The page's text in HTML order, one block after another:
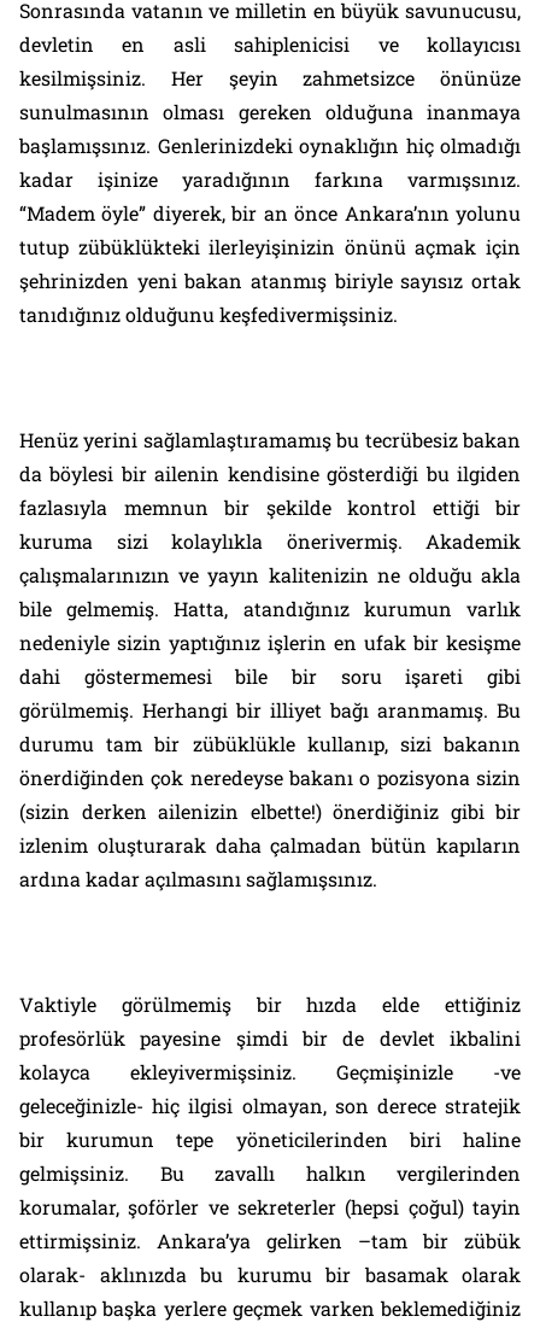
Sonrasında vatanın ve milletin en büyük savunucusu,
devletin en asli sahiplenicisi ve kollayıcısı
kesilmişsiniz. Her şeyin zahmetsizce önünüze
sunulmasının olması gereken olduğuna inanmaya
başlamışsınız. Genlerinizdeki oynaklığın hiç olmadığı
kadar işinize yaradığının farkına varmışsınız.
“Madem öyle” diyerek, bir an önce Ankara’nın yolunu
tutup zübüklükteki ilerleyişinizin önünü açmak için
şehrinizden yeni bakan atanmış biriyle sayısız ortak
tanıdığınız olduğunu keşfedivermişsiniz.
Henüz yerini sağlamlaştıramamış bu tecrübesiz bakan
da böylesi bir ailenin kendisine gösterdiği bu ilgiden
fazlasıyla memnun bir şekilde kontrol ettiği bir
kuruma sizi kolaylıkla önerivermiş. Akademik
çalışmalarınızın ve yayın kalitenizin ne olduğu akla
bile gelmemiş. Hatta, atandığınız kurumun varlık
nedeniyle sizin yaptığınız işlerin en ufak bir kesişme
dahi göstermemesi bile bir soru işareti gibi
görülmemiş. Herhangi bir illiyet bağı aranmamış. Bu
durumu tam bir zübüklükle kullanıp, sizi bakanın
önerdiğinden çok neredeyse bakanı o pozisyona sizin
(sizin derken ailenizin elbette!) önerdiğiniz gibi bir
izlenim oluşturarak daha çalmadan bütün kapıların
ardına kadar açılmasını sağlamışsınız.
Vaktiyle görülmemiş bir hızda elde ettiğiniz
profesörlük payesine şimdi bir de devlet ikbalini
kolayca ekleyivermişsiniz. Geçmişinizle -ve
geleceğinizle- hiç ilgisi olmayan, son derece stratejik
bir kurumun tepe yöneticilerinden biri haline
gelmişsiniz. Bu zavallı halkın vergilerinden
korumalar, şoförler ve sekreterler (hepsi çoğul) tayin
ettirmişsiniz. Ankara’ya gelirken –tam bir zübük
olarak- aklınızda bu kurumu bir basamak olarak
kullanıp başka yerlere geçmek varken beklemediğiniz